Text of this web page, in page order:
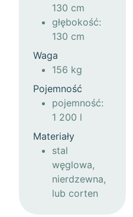
130 cm
głębokość:
130 cm
Waga
156 kg
Pojemność
pojemność:
1 200 l
Materiały
stal
węglowa,
nierdzewna,
lub corten